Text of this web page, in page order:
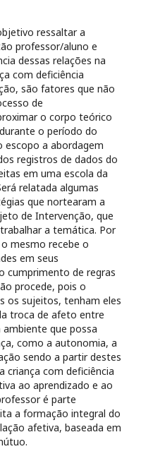
ressaltar a
professor/aluno e
dessas relações na
com deficiência
são fatores que não
de
o corpo teórico
o período do
escopo a abordagem
registros de dados do
em uma escola da
relatada algumas
que nortearam a
de Intervenção, que
a temática. Por
mesmo recebe o
em seus
cumprimento de regras
procede, pois o
os sujeitos, tenham eles
troca de afeto entre
que possa
como a autonomia, a
sendo a partir destes
criança com deficiência
ao aprendizado e ao
é parte
a formação integral do
afetiva, baseada em